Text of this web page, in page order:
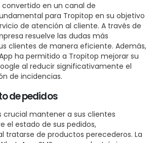
convertido en un canal de
para Tropitop en su objetivo
de atención al cliente. A través de
resuelve las dudas más
clientes de manera eficiente. Además,
ha permitido a Tropitop mejorar su
al reducir significativamente el
de incidencias.
de pedidos
crucial mantener a sus clientes
el estado de sus pedidos,
tratarse de productos perecederos. La